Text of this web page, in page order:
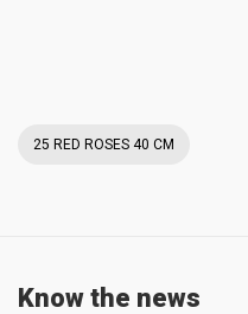
25 RED ROSES 40 CM
Know the news